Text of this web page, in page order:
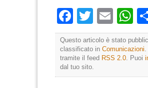
Facebook
Twitter
Questo articolo è stato
classificato in Comunicazioni
tramite il feed RSS 2.0 . Puoi
dal tuo sito.